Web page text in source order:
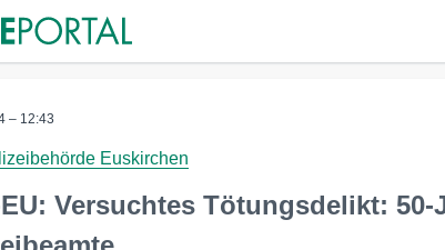
– 12:43
Euskirchen
Versuchtes Tötungsdelikt: